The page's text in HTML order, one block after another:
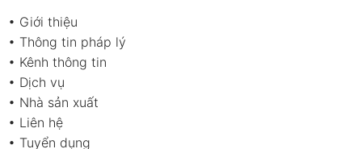
• Giới thiệu
• Thông tin pháp lý
• Kênh thông tin
• Dịch vụ
• Nhà sản xuất
• Liên hệ
• Tuyển dụng